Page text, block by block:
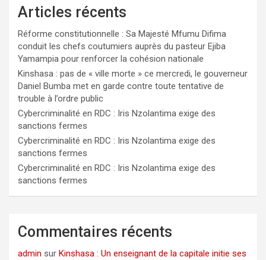
Articles récents
Réforme constitutionnelle : Sa Majesté Mfumu Difima
conduit les chefs coutumiers auprès du pasteur Ejiba
Yamampia pour renforcer la cohésion nationale
Kinshasa : pas de « ville morte » ce mercredi, le gouverneur
Daniel Bumba met en garde contre toute tentative de
trouble à l’ordre public
Cybercriminalité en RDC : Iris Nzolantima exige des
sanctions fermes
Cybercriminalité en RDC : Iris Nzolantima exige des
sanctions fermes
Cybercriminalité en RDC : Iris Nzolantima exige des
sanctions fermes
Commentaires récents
admin sur Kinshasa : Un enseignant de la capitale initie ses